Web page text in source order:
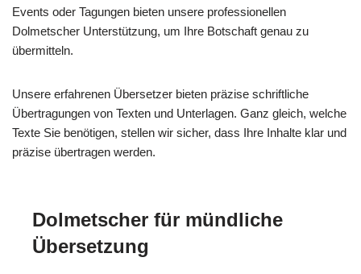
Events oder Tagungen bieten unsere professionellen
Dolmetscher Unterstützung, um Ihre Botschaft genau zu
übermitteln.
Unsere erfahrenen Übersetzer bieten präzise schriftliche
Übertragungen von Texten und Unterlagen. Ganz gleich, welche
Texte Sie benötigen, stellen wir sicher, dass Ihre Inhalte klar und
präzise übertragen werden.
Dolmetscher für mündliche
Übersetzung